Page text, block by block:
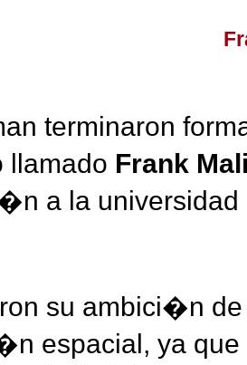
terminaron
llamado Frank
a la universidad
su ambici�n
espacial, ya que